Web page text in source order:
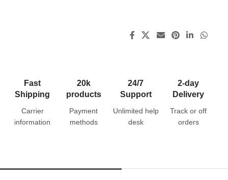
Fast
Shipping
Carrier
information
20k
products
Payment
methods
24/7
Support
Unlimited help
desk
2-day
Delivery
Track or off
orders